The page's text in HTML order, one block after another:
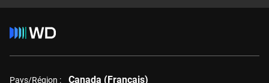
Pays/Région : Canada (Français)